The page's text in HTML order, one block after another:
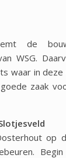
de
WSG.
waar in
zaak
op